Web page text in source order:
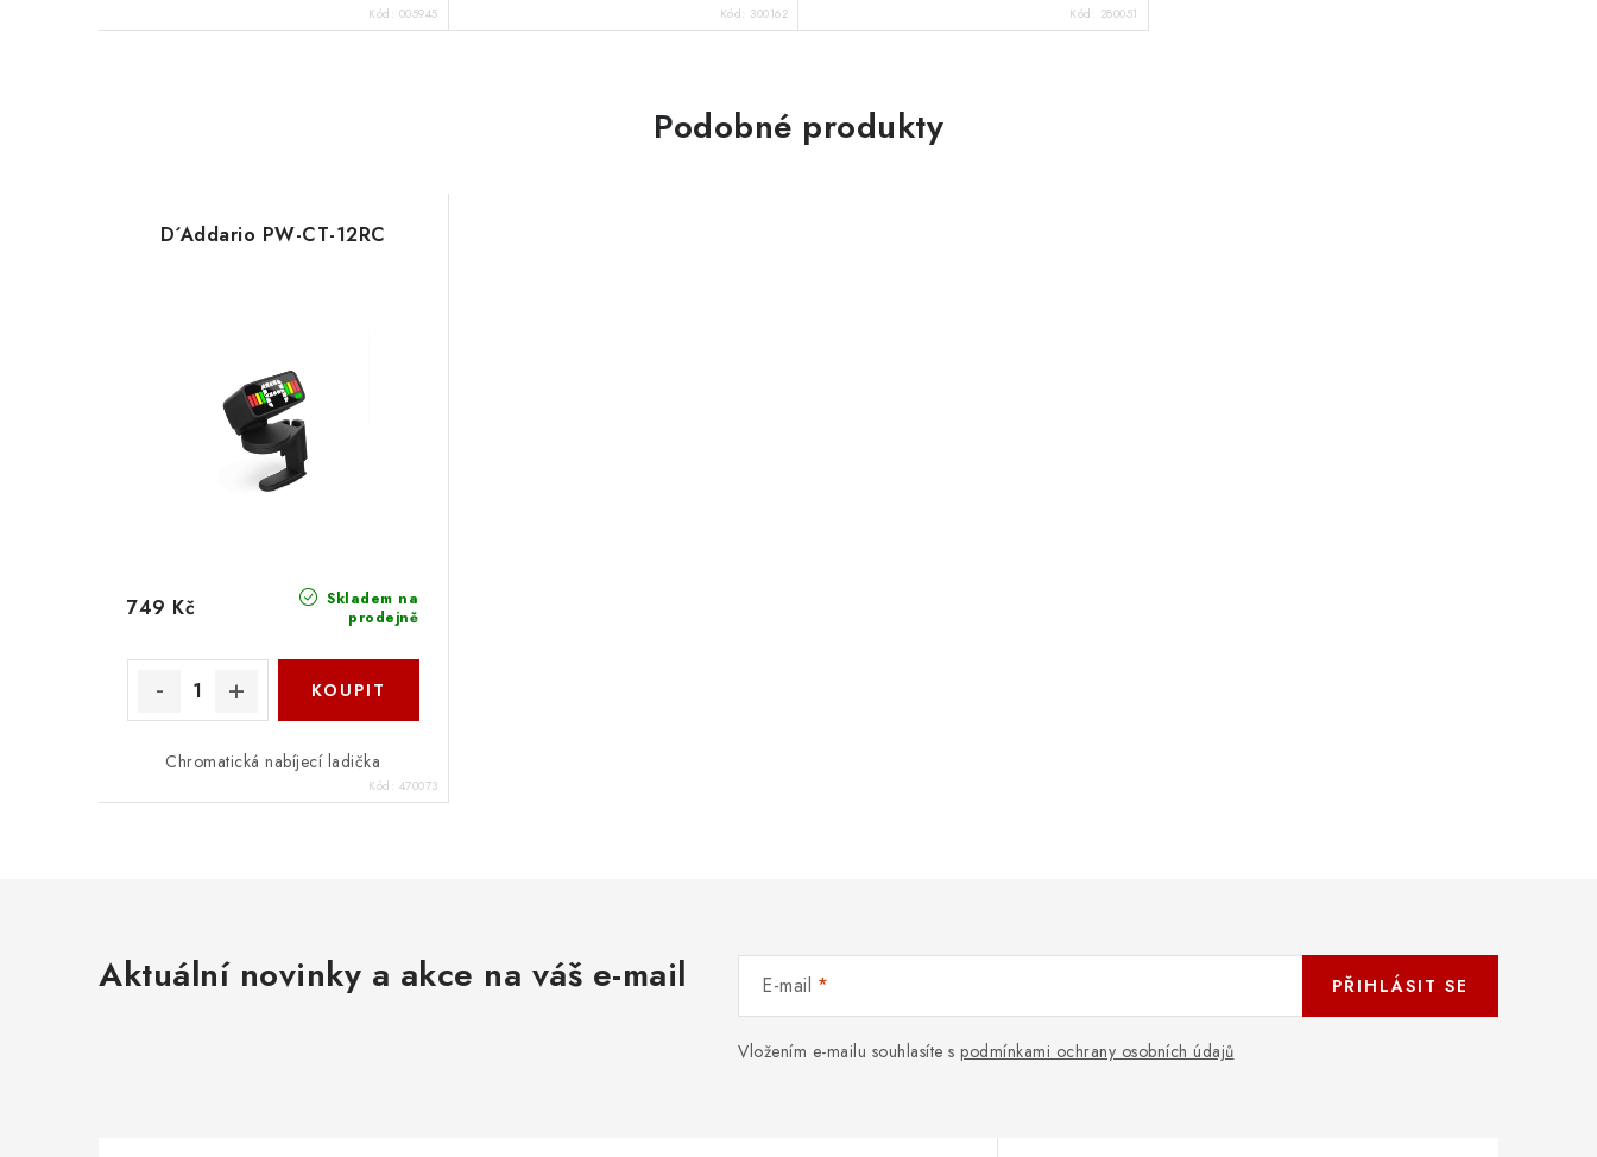
Kód: 005945 Kód: 300162 Kód: 280051
Podobné produkty
D´Addario PW-CT-12RC
Skladem na
prodejně
749 Kč
Chromatická nabíjecí ladička
Kód: 470073
Aktuální novinky a akce na váš e-mail E-mail
Vložením e-mailu souhlasíte s podmínkami ochrany osobních údajů
PŘIHLÁSIT SE